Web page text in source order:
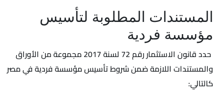
المستندات المطلوبة لتأسيس
مؤسسة فردية
حدد قانون الاستثمار رقم 72 لسنة 2017 مجموعة من الأوراق
والمستندات اللازمة ضمن شروط تأسيس مؤسسة فردية في مصر
كالتالي: